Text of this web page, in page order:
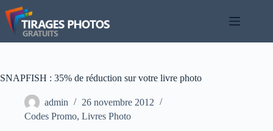
Passer
au
contenu
SNAPFISH : 35% de réduction sur votre livre photo
admin
26 novembre 2012
Codes Promo, Livres Photo